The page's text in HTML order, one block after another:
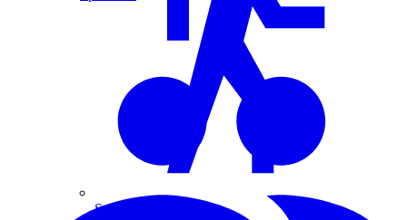
Spazieren